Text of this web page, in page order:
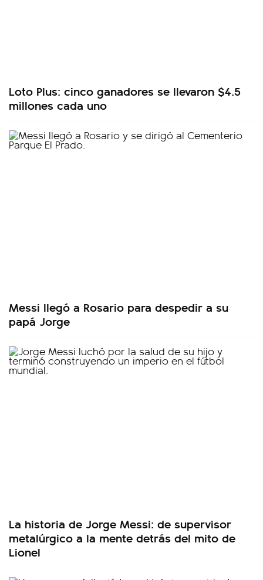
Loto Plus: cinco ganadores se llevaron $4.5
millones cada uno
Messi llegó a Rosario para despedir a su
papá Jorge
La historia de Jorge Messi: de supervisor
metalúrgico a la mente detrás del mito de
Lionel